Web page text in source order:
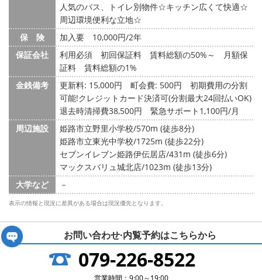
人気のバス、トイレ別物件☆キッチン広くて快適☆
周辺環境便利な立地☆
保 険
加入要 10,000円/2年
保証会社
利用必須 初回保証料 賃料総額の50%～ 月額保
証料 賃料総額の1%
金銭備考
更新料: 15,000円 町会費: 500円
初期費用の分割
可能!クレジットカード決済可(分割最大24回払いOK)
退去時清掃費38,500円 緊急サポート1,100円/月
周辺施設
姫路市立野里小学校/570m (徒歩8分)
姫路市立東光中学校/1725m (徒歩22分)
セブンイレブン姫路伊伝居店/431m (徒歩6分)
マックスバリュ城北店/1023m (徒歩13分)
大学など
－
表示の情報と現況に差異がある場合は現況優先となります。
お問い合わせ·内覧予約はこちらから
079-226-8522
営業時間：9:00～19:00